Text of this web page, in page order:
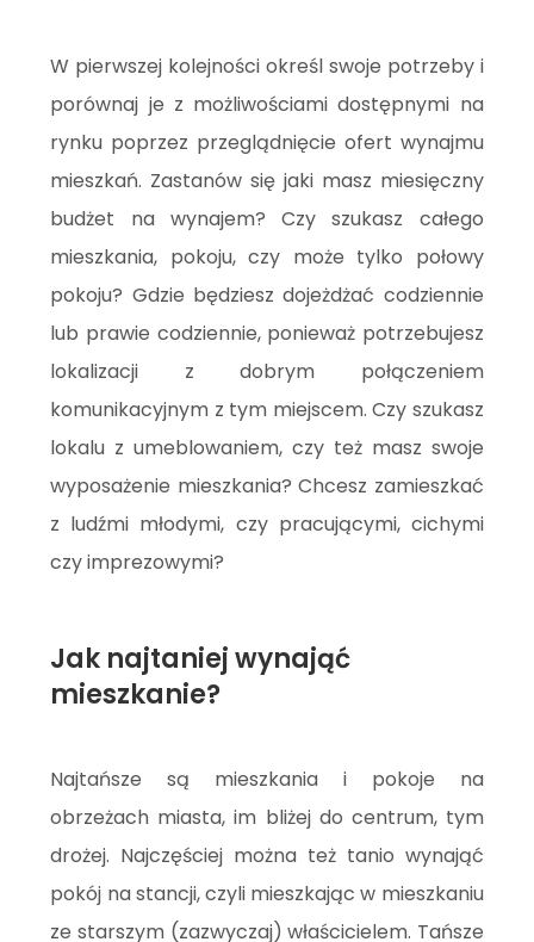
W pierwszej kolejności określ swoje potrzeby i
porównaj je z możliwościami dostępnymi na
rynku poprzez przeglądnięcie ofert wynajmu
mieszkań. Zastanów się jaki masz miesięczny
budżet na wynajem? Czy szukasz całego
mieszkania, pokoju, czy może tylko połowy
pokoju? Gdzie będziesz dojeżdżać codziennie
lub prawie codziennie, ponieważ potrzebujesz
lokalizacji z dobrym połączeniem
komunikacyjnym z tym miejscem. Czy szukasz
lokalu z umeblowaniem, czy też masz swoje
wyposażenie mieszkania? Chcesz zamieszkać
z ludźmi młodymi, czy pracującymi, cichymi
czy imprezowymi?
Jak najtaniej wynająć
mieszkanie?
Najtańsze są mieszkania i pokoje na
obrzeżach miasta, im bliżej do centrum, tym
drożej. Najczęściej można też tanio wynająć
pokój na stancji, czyli mieszkając w mieszkaniu
ze starszym (zazwyczaj) właścicielem. Tańsze